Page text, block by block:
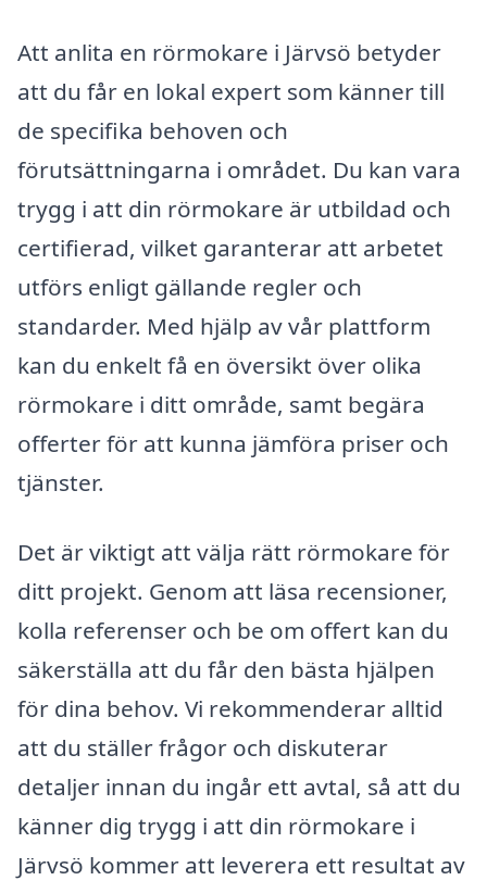
Att anlita en rörmokare i Järvsö betyder
att du får en lokal expert som känner till
de specifika behoven och
förutsättningarna i området. Du kan vara
trygg i att din rörmokare är utbildad och
certifierad, vilket garanterar att arbetet
utförs enligt gällande regler och
standarder. Med hjälp av vår plattform
kan du enkelt få en översikt över olika
rörmokare i ditt område, samt begära
offerter för att kunna jämföra priser och
tjänster.
Det är viktigt att välja rätt rörmokare för
ditt projekt. Genom att läsa recensioner,
kolla referenser och be om offert kan du
säkerställa att du får den bästa hjälpen
för dina behov. Vi rekommenderar alltid
att du ställer frågor och diskuterar
detaljer innan du ingår ett avtal, så att du
känner dig trygg i att din rörmokare i
Järvsö kommer att leverera ett resultat av